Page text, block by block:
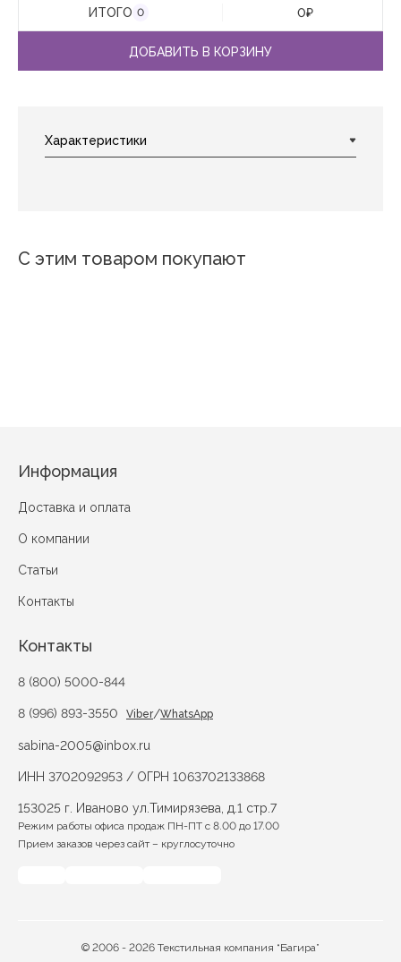
ИТОГО 0 0₽
ДОБАВИТЬ В КОРЗИНУ
С этим товаром покупают
Информация
Доставка и оплата
О компании
Статьи
Контакты
Контакты
8 (800) 5000-844
8 (996) 893-3550 Viber/WhatsApp
sabina-2005@inbox.ru
ИНН 3702092953 / ОГРН 1063702133868
153025 г. Иваново ул.Тимирязева, д.1 стр.7
Режим работы офиса продаж ПН-ПТ с 8.00 до 17.00
Прием заказов через сайт – круглосуточно
© 2006 - 2026 Текстильная компания “Багира”